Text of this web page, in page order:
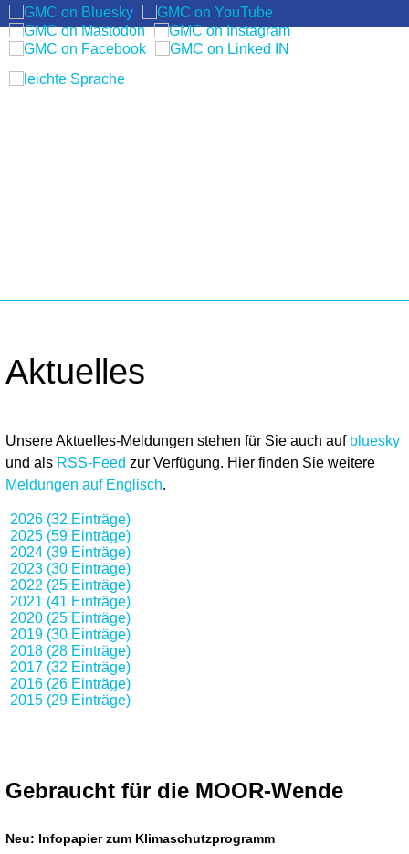
Aktuelles
Unsere Aktuelles-Meldungen stehen für Sie auch auf bluesky
und als RSS-Feed zur Verfügung. Hier finden Sie weitere
Meldungen auf Englisch.
2026 (32 Einträge)
2025 (59 Einträge)
2024 (39 Einträge)
2023 (30 Einträge)
2022 (25 Einträge)
2021 (41 Einträge)
2020 (25 Einträge)
2019 (30 Einträge)
2018 (28 Einträge)
2017 (32 Einträge)
2016 (26 Einträge)
2015 (29 Einträge)
Gebraucht für die MOOR-Wende
Neu: Infopapier zum Klimaschutzprogramm